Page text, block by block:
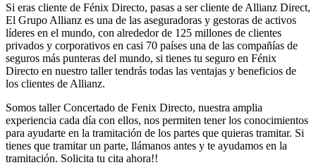
Si eras cliente de Fénix Directo, pasas a ser cliente de Allianz Direct,
El Grupo Allianz es una de las aseguradoras y gestoras de activos
líderes en el mundo, con alrededor de 125 millones de clientes
privados y corporativos en casi 70 países una de las compañías de
seguros más punteras del mundo, si tienes tu seguro en Fénix
Directo en nuestro taller tendrás todas las ventajas y beneficios de
los clientes de Allianz.
Somos taller Concertado de Fenix Directo, nuestra amplia
experiencia cada día con ellos, nos permiten tener los conocimientos
para ayudarte en la tramitación de los partes que quieras tramitar. Si
tienes que tramitar un parte, llámanos antes y te ayudamos en la
tramitación. Solicita tu cita ahora!!